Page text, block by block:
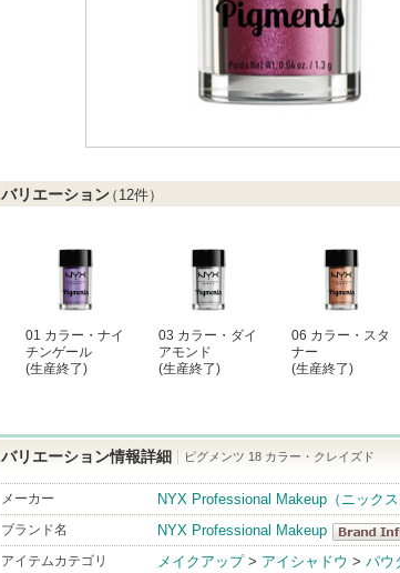
バリエーション（ 12件）
01 カラー・ナイ
チンゲール
(生産終了)
03 カラー・ダイ
アモンド
(生産終了)
06 カラー・スタ
ナー
(生産終了)
バリエーション情報詳細 ピグメンツ 18 カラー・クレイズド
メーカー NYX Professional Makeup（ニック
ブランド名
NYX Professional Makeup
NYX
アイテムカテゴリ メイクアップ> アイシャドウ > パウ